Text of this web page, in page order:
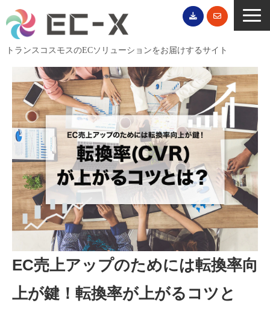
トランスコスモスのECソリューションをお届けするサイト
TOP
サービス一覧
EC導入事例
ECブログ
無料セミナー
EC資料ダウンロード
ご利用案内
会社概要
EC売上アップのためには転換率向
上が鍵！転換率が上がるコツと